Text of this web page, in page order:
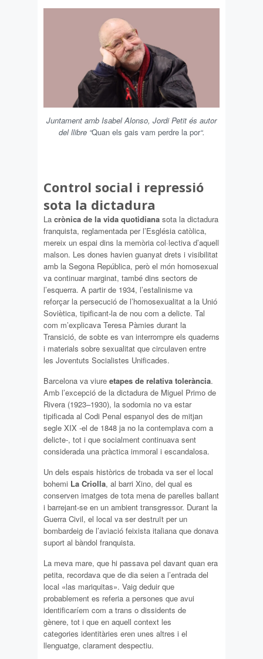
Juntament amb Isabel Alonso, Jordi Petit és autor
del llibre “Quan els gais vam perdre la por“.
Control social i repressió
sota la dictadura
La crònica de la vida quotidiana sota la dictadura
franquista, reglamentada per l’Església catòlica,
mereix un espai dins la memòria col·lectiva d’aquell
malson. Les dones havien guanyat drets i visibilitat
amb la Segona República, però el món homosexual
va continuar marginat, també dins sectors de
l’esquerra. A partir de 1934, l’estalinisme va
reforçar la persecució de l’homosexualitat a la Unió
Soviètica, tipificant-la de nou com a delicte. Tal
com m’explicava Teresa Pàmies durant la
Transició, de sobte es van interrompre els quaderns
i materials sobre sexualitat que circulaven entre
les Joventuts Socialistes Unificades.
Barcelona va viure etapes de relativa tolerància.
Amb l’excepció de la dictadura de Miguel Primo de
Rivera (1923–1930), la sodomia no va estar
tipificada al Codi Penal espanyol des de mitjan
segle XIX -el de 1848 ja no la contemplava com a
delicte-, tot i que socialment continuava sent
considerada una pràctica immoral i escandalosa.
Un dels espais històrics de trobada va ser el local
bohemi La Criolla, al barri Xino, del qual es
conserven imatges de tota mena de parelles ballant
i barrejant-se en un ambient transgressor. Durant la
Guerra Civil, el local va ser destruït per un
bombardeig de l’aviació feixista italiana que donava
suport al bàndol franquista.
La meva mare, que hi passava pel davant quan era
petita, recordava que de dia seien a l’entrada del
local «las mariquitas». Vaig deduir que
probablement es referia a persones que avui
identificaríem com a trans o dissidents de
gènere, tot i que en aquell context les
categories identitàries eren unes altres i el
llenguatge, clarament despectiu.